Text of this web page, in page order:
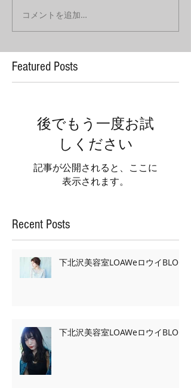
コメントを追加…
Featured Posts
後でもう一度お試
しください
記事が公開されると、ここに
表示されます。
Recent Posts
下北沢美容室LOAWeロウイBLOG
下北沢美容室LOAWeロウイBLOG